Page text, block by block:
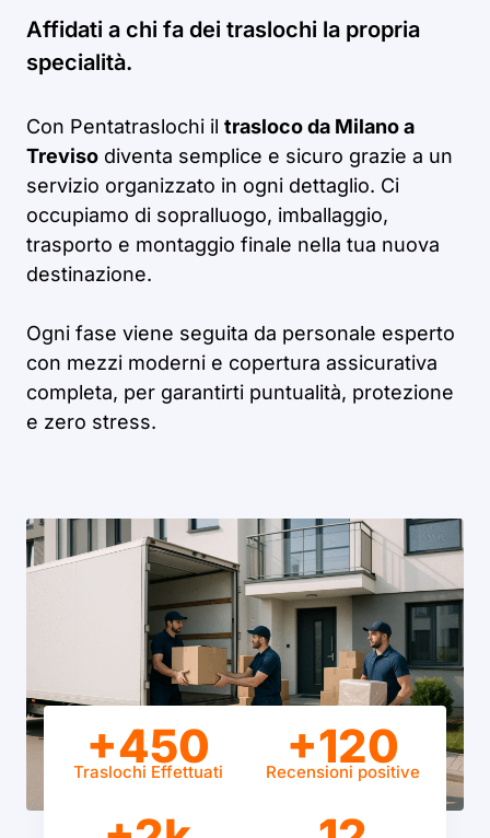
Affidati a chi fa dei traslochi la propria
specialità.
Con Pentatraslochi il trasloco da Milano a
Treviso diventa semplice e sicuro grazie a un
servizio organizzato in ogni dettaglio. Ci
occupiamo di sopralluogo, imballaggio,
trasporto e montaggio finale nella tua nuova
destinazione.
Ogni fase viene seguita da personale esperto
con mezzi moderni e copertura assicurativa
completa, per garantirti puntualità, protezione
e zero stress.
+450
Traslochi Effettuati +120
Recensioni positive